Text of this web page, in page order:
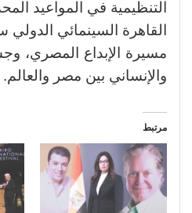
التنظيمية في المواعيد
القاهرة السينمائي
مسيرة الإبداع المصري،
والإنساني بين مصر والعالم.
مرتبط